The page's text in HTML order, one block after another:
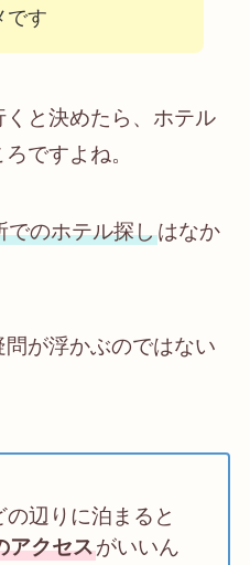
です
くと決めたら、ホテル
ですよね。
でのホテル探しはなか
が浮かぶのではない
辺りに泊まると
アクセスがいいん